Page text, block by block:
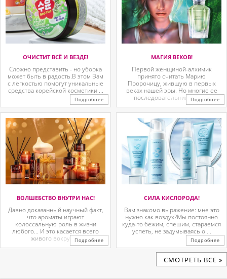
ОЧИСТИТ ВСЁ И ВЕЗДЕ!
Сложно представить - но уборка
может быть в радость.В этом Вам
с лёгкостью помогут уникальные
средства корейской косметики ...
Подробнее
МАГИЯ ВЕКОВ!
Первой женщиной-алхимик
принято считать Марию
Пророчицу, жившую в первых
веках нашей эры. Но многие ее
последовательницы так ...
Подробнее
ВОЛШЕБСТВО ВНУТРИ НАС!
Давно доказанный научный факт,
что ароматы играют
колоссальную роль в жизни
любого… И это касается всего
живого вокруг. ...Подробнее
СИЛА КИСЛОРОДА!
Вам знакомо выражение: мне это
нужно как воздух?Мы постоянно
куда-то бежим, спешим, стараемся
успеть, не задумываясь о ...
Подробнее
CМОТРЕТЬ ВСЕ »